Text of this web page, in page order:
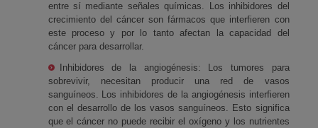
entre sí mediante señales químicas. Los inhibidores del
crecimiento del cáncer son fármacos que interfieren con
este proceso y por lo tanto afectan la capacidad del
cáncer para desarrollar.
Inhibidores de la angiogénesis: Los tumores para
sobrevivir, necesitan producir una red de vasos
sanguíneos. Los inhibidores de la angiogénesis interfieren
con el desarrollo de los vasos sanguíneos. Esto significa
que el cáncer no puede recibir el oxígeno y los nutrientes